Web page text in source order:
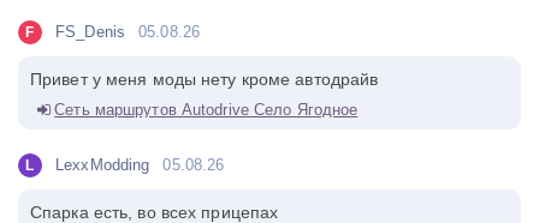
F FS_Denis 05.08.26
Привет у меня моды нету кроме автодрайв
Сеть маршрутов Autodrive Село Ягодное
L LexxModding 05.08.26
Спарка есть, во всех прицепах